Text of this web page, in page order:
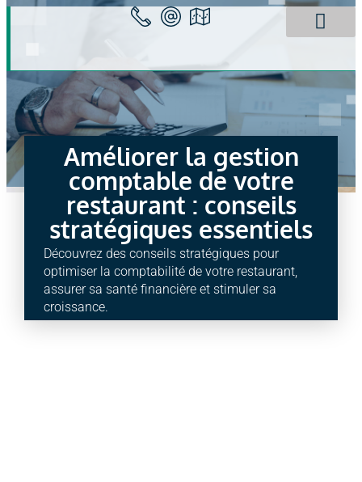
Panneau de gestion des cookies
Améliorer la gestion
comptable de votre
restaurant : conseils
stratégiques essentiels
Découvrez des conseils stratégiques pour
optimiser la comptabilité de votre restaurant,
assurer sa santé financière et stimuler sa
croissance.